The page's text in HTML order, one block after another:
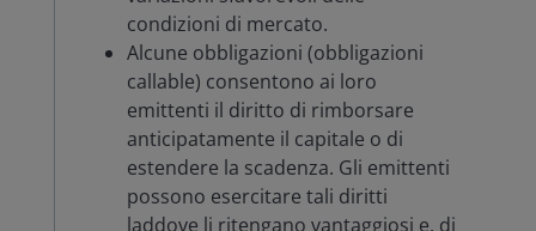
condizioni di mercato.
Alcune obbligazioni (obbligazioni
callable) consentono ai loro
emittenti il diritto di rimborsare
anticipatamente il capitale o di
estendere la scadenza. Gli emittenti
possono esercitare tali diritti
laddove li ritengano vantaggiosi e, di